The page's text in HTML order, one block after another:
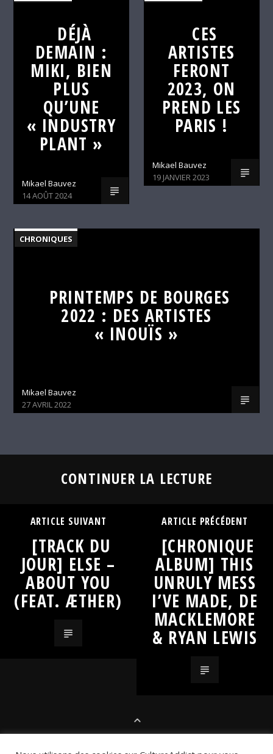
DÉJÀ
DEMAIN :
MIKI, BIEN
PLUS
QU’UNE
« INDUSTRY
PLANT »
Mikael Bauvez
14 AOÛT 2024
CES
ARTISTES
FERONT
2023, ON
PREND LES
PARIS !
Mikael Bauvez
19 JANVIER 2023
CHRONIQUES
PRINTEMPS DE BOURGES
2022 : DES ARTISTES
« INOUÏS »
Mikael Bauvez
27 AVRIL 2022
CONTINUER LA LECTURE
ARTICLE SUIVANT
[TRACK DU
JOUR] ELSE –
ABOUT YOU
(FEAT. ÆTHER)
ARTICLE PRÉCÉDENT
[CHRONIQUE
ALBUM] THIS
UNRULY MESS
I’VE MADE, DE
MACKLEMORE
& RYAN LEWIS
LES SÉLECTIONS